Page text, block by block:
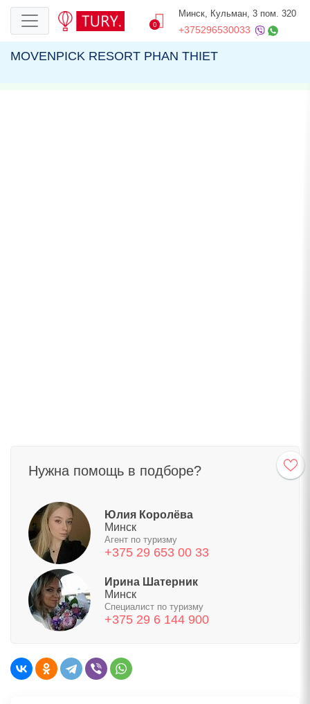
0
Минск, Кульман, 3 пом. 320
+375296530033
MOVENPICK RESORT PHAN THIET
Нужна помощь в подборе?
Юлия Королёва
Минск
Агент по туризму
+375 29 653 00 33
Ирина Шатерник
Минск
Специалист по туризму
+375 29 6 144 900